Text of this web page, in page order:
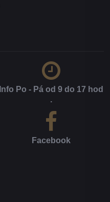
Info Po - Pá od 9 do 17 hod​
.
Facebook